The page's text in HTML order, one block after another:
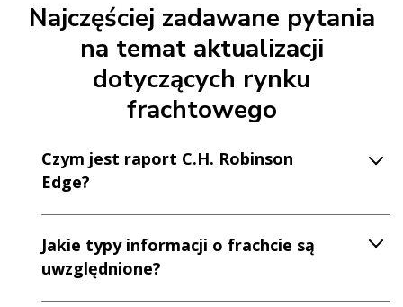
Najczęściej zadawane pytania
na temat aktualizacji
dotyczących rynku
frachtowego
Czym jest raport C.H. Robinson
Edge?
Jakie typy informacji o frachcie są
uwzględnione?